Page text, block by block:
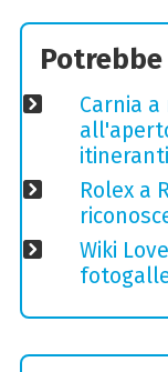
Carnia
Rolex a
Wiki